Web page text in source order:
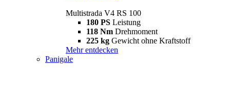
Multistrada V4 RS 100
180 PS Leistung
118 Nm Drehmoment
225 kg Gewicht ohne Kraftstoff
Mehr entdecken
Panigale